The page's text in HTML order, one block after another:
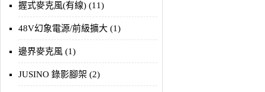
握式麥克風(有線) (11)
48V幻象電源/前級擴大 (1)
邊界麥克風 (1)
JUSINO 錄影腳架 (2)